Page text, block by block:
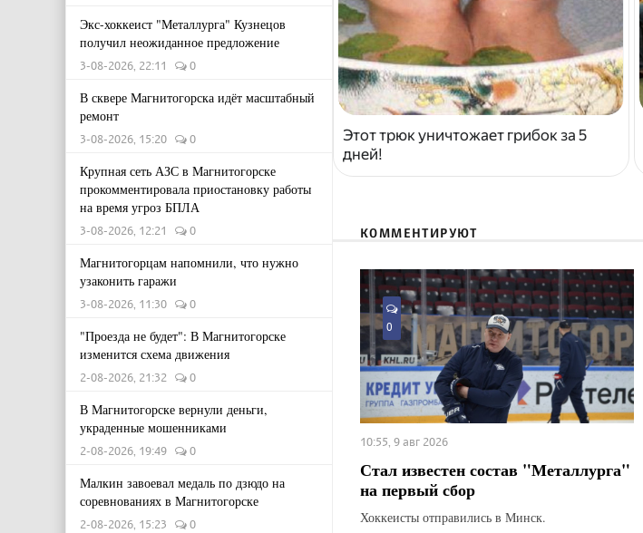
Экс-хоккеист "Металлурга" Кузнецов
получил неожиданное предложение
3-08-2026, 22:11 0
В сквере Магнитогорска идёт масштабный
ремонт
3-08-2026, 15:20 0
Крупная сеть АЗС в Магнитогорске
прокомментировала приостановку работы
на время угроз БПЛА
3-08-2026, 12:21 0
Магнитогорцам напомнили, что нужно
узаконить гаражи
3-08-2026, 11:30 0
"Проезда не будет": В Магнитогорске
изменится схема движения
2-08-2026, 21:32 0
В Магнитогорске вернули деньги,
украденные мошенниками
2-08-2026, 19:49 0
Малкин завоевал медаль по дзюдо на
соревнованиях в Магнитогорске
2-08-2026, 15:23 0
Этот трюк уничтожает грибок за 5
дней!
КОММЕНТИРУЮТ
0
10:55, 9 авг 2026
Стал известен состав "Металлурга"
на первый сбор
Хоккеисты отправились в Минск.